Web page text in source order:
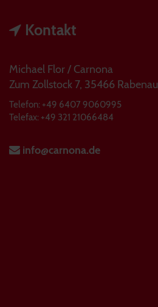
Kontakt
Michael Flor / Carnona
Zum Zollstock 7, 35466 Rabenau
Telefon: +49 6407 9060995
Telefax: +49 321 21066484
info@carnona.de